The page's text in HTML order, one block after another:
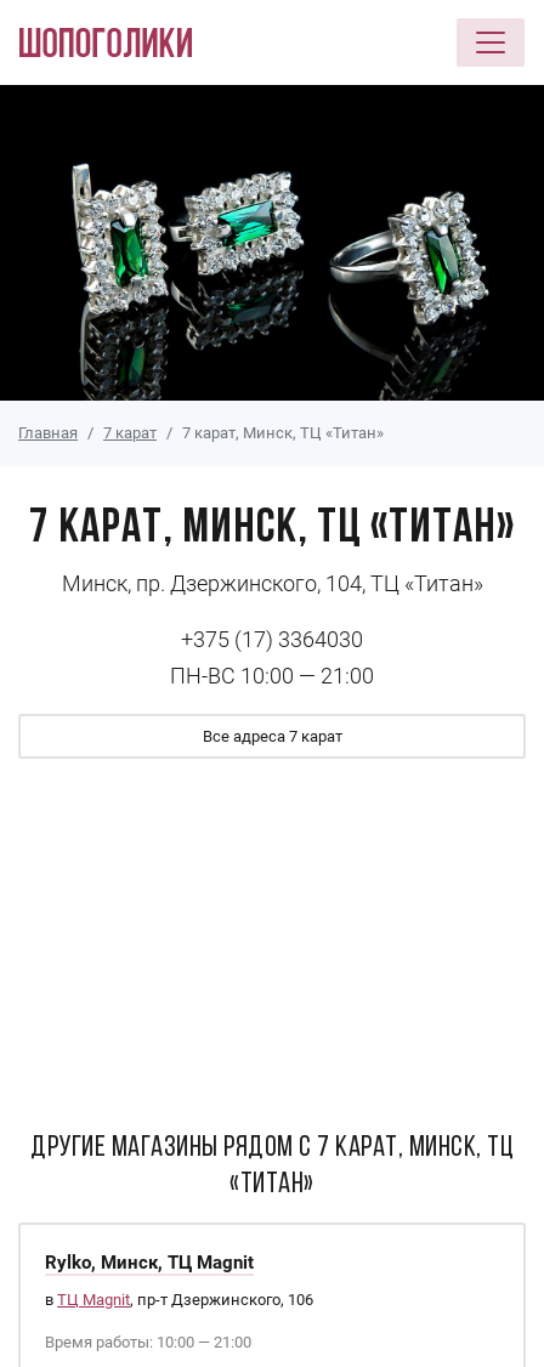
Главная 7 карат 7 карат, Минск, ТЦ «Титан»
7 карат, Минск, ТЦ «Титан»
Минск, пр. Дзержинского, 104, ТЦ «Титан»
+375 (17) 3364030
ПН-ВС 10:00 — 21:00
Все адреса 7 карат
ДРУГИЕ МАГАЗИНЫ РЯДОМ С 7 карат, Минск, ТЦ
«Титан»
Rylko, Минск, ТЦ Magnit
в ТЦ Magnit, пр-т Дзержинского, 106
Время работы: 10:00 — 21:00